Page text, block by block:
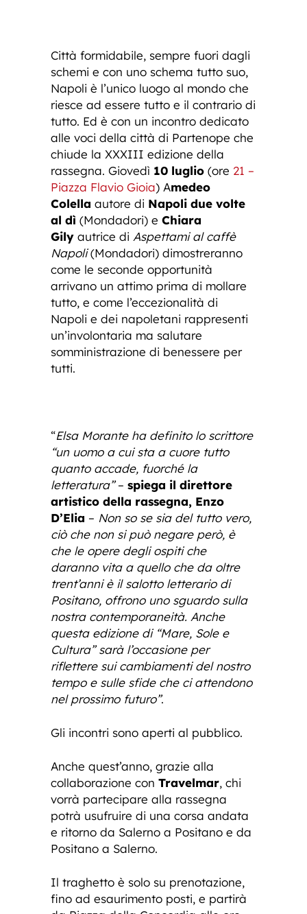
Città formidabile, sempre fuori dagli
schemi e con uno schema tutto suo,
Napoli è l’unico luogo al mondo che
riesce ad essere tutto e il contrario di
tutto. Ed è con un incontro dedicato
alle voci della città di Partenope che
chiude la XXXIII edizione della
rassegna. Giovedì 10 luglio (ore 21 –
Piazza Flavio Gioia) Amedeo
Colella autore di Napoli due volte
al dì (Mondadori) e Chiara
Gily autrice di Aspettami al caffè
Napoli(Mondadori) dimostreranno
come le seconde opportunità
arrivano un attimo prima di mollare
tutto, e come l’eccezionalità di
Napoli e dei napoletani rappresenti
un’involontaria ma salutare
somministrazione di benessere per
tutti.
“Elsa Morante ha definito lo scrittore
“un uomo a cui sta a cuore tutto
quanto accade, fuorché la
letteratura”– spiega il direttore
artistico della rassegna, Enzo
D’Elia – Non so se sia del tutto vero,
ciò che non si può negare però, è
che le opere degli ospiti che
daranno vita a quello che da oltre
trent’anni è il salotto letterario di
Positano, offrono uno sguardo sulla
nostra contemporaneità. Anche
questa edizione di “Mare, Sole e
Cultura” sarà l’occasione per
riflettere sui cambiamenti del nostro
tempo e sulle sfide che ci attendono
nel prossimo futuro”.
Gli incontri sono aperti al pubblico.
Anche quest’anno, grazie alla
collaborazione con Travelmar, chi
vorrà partecipare alla rassegna
potrà usufruire di una corsa andata
e ritorno da Salerno a Positano e da
Positano a Salerno.
Il traghetto è solo su prenotazione,
fino ad esaurimento posti, e partirà